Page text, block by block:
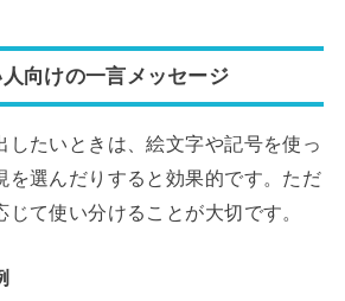
向けの一言メッセージ
したいときは、絵文字や記号を使っ
を選んだりすると効果的です。ただ
じて使い分けることが大切です。